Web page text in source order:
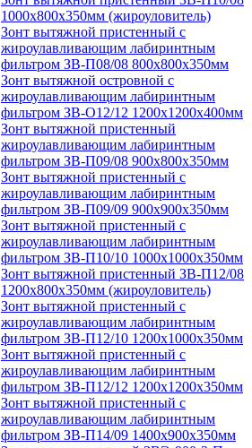
1000х800х350мм (жироуловитель)
Зонт вытяжной пристенный с
жироулавливающим лабиринтным
фильтром ЗВ-П08/08 800х800х350мм
Зонт вытяжной островной с
жироулавливающим лабиринтным
фильтром ЗВ-О12/12 1200х1200х400мм
Зонт вытяжной пристенный
жироулавливающим лабиринтным
фильтром ЗВ-П09/08 900х800х350мм
Зонт вытяжной пристенный с
жироулавливающим лабиринтным
фильтром ЗВ-П09/09 900х900х350мм
Зонт вытяжной пристенный с
жироулавливающим лабиринтным
фильтром ЗВ-П10/10 1000х1000х350мм
Зонт вытяжной пристенный ЗВ-П12/08
1200х800х350мм (жироуловитель)
Зонт вытяжной пристенный с
жироулавливающим лабиринтным
фильтром ЗВ-П12/10 1200х1000х350мм
Зонт вытяжной пристенный с
жироулавливающим лабиринтным
фильтром ЗВ-П12/12 1200х1200х350мм
Зонт вытяжной пристенный с
жироулавливающим лабиринтным
фильтром ЗВ-П14/09 1400х900х350мм